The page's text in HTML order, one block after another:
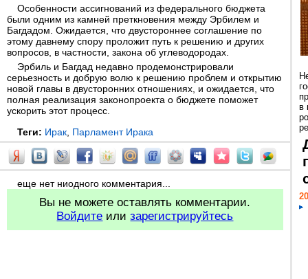
Особенности ассигнований из федерального бюджета
были одним из камней преткновения между Эрбилем и
Багдадом. Ожидается, что двустороннее соглашение по
этому давнему спору проложит путь к решению и других
вопросов, в частности, закона об углеводородах.
Эрбиль и Багдад недавно продемонстрировали
серьезность и добрую волю к решению проблем и открытию
новой главы в двусторонних отношениях, и ожидается, что
полная реализация законопроекта о бюджете поможет
ускорить этот процесс.
Теги: Ирак Парламент Ирака
еще нет ниодного комментария...
Вы не можете оставлять комментарии.
Войдите илизарегистрируйтесь
в